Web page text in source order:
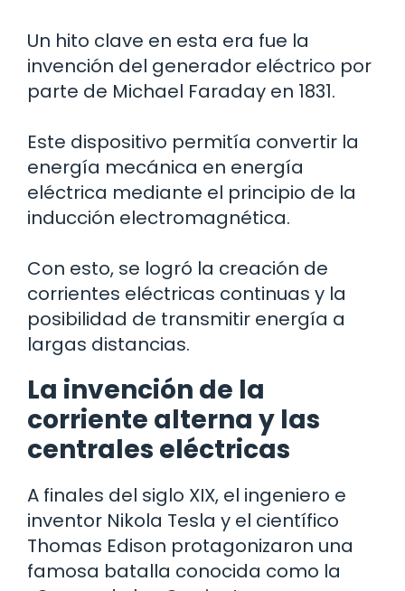
Un hito clave en esta era fue la
invención del generador eléctrico por
parte de Michael Faraday en 1831.
Este dispositivo permitía convertir la
energía mecánica en energía
eléctrica mediante el principio de la
inducción electromagnética.
Con esto, se logró la creación de
corrientes eléctricas continuas y la
posibilidad de transmitir energía a
largas distancias.
La invención de la
corriente alterna y las
centrales eléctricas
A finales del siglo XIX, el ingeniero e
inventor Nikola Tesla y el científico
Thomas Edison protagonizaron una
famosa batalla conocida como la